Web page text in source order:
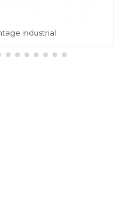
industrial